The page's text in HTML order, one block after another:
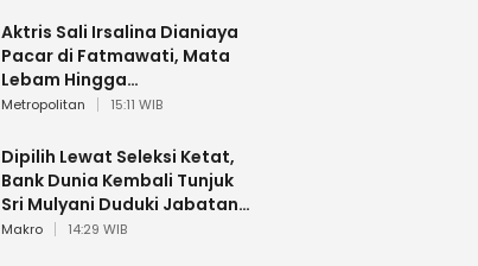
Aktris Sali Irsalina Dianiaya
Pacar di Fatmawati, Mata
Lebam Hingga
Diselamatkan Polantas
Metropolitan 15:11 WIB
Dipilih Lewat Seleksi Ketat,
Bank Dunia Kembali Tunjuk
Sri Mulyani Duduki Jabatan
Strategis
Makro 14:29 WIB